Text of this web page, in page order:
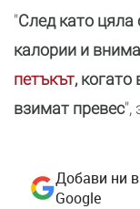
"След като цяла
калории и
петъкът, когато
взимат превес",
Добави ни
Google